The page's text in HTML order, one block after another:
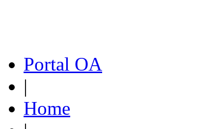
Portal OA
|
Home